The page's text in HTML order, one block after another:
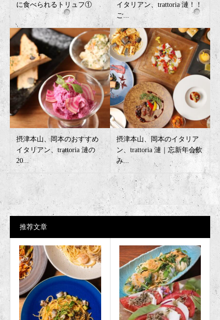
に食べられるトリュフ①
イタリアン、trattoria 漣！！
ご...
摂津本山、岡本のおすすめ
イタリアン、trattoria 漣の
20...
摂津本山、岡本のイタリア
ン、trattoria 漣｜忘新年会飲
み...
推荐文章